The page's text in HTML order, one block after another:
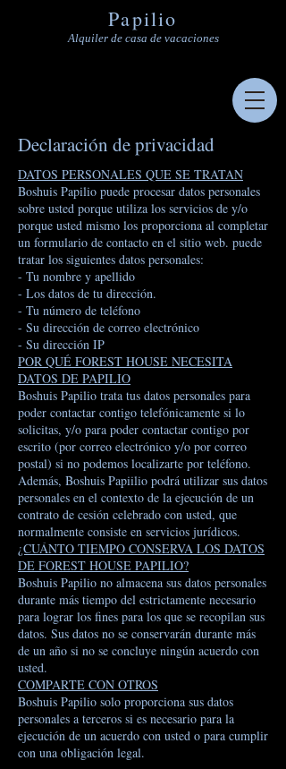
Papilio
Alquiler de casa de vacaciones
Declaración de privacidad
DATOS PERSONALES QUE SE TRATAN
Boshuis Papilio puede procesar datos personales
sobre usted porque utiliza los servicios de y/o
porque usted mismo los proporciona al completar
un formulario de contacto en el sitio web. puede
tratar los siguientes datos personales:
- Tu nombre y apellido
- Los datos de tu dirección.
- Tu número de teléfono
- Su dirección de correo electrónico
- Su dirección IP
POR QUÉ FOREST HOUSE NECESITA
DATOS DE PAPILIO
Boshuis Papilio trata tus datos personales para
poder contactar contigo telefónicamente si lo
solicitas, y/o para poder contactar contigo por
escrito (por correo electrónico y/o por correo
postal) si no podemos localizarte por teléfono.
Además, Boshuis Papiilio podrá utilizar sus datos
personales en el contexto de la ejecución de un
contrato de cesión celebrado con usted, que
normalmente consiste en servicios jurídicos.
¿CUÁNTO TIEMPO CONSERVA LOS DATOS
DE FOREST HOUSE PAPILIO?
Boshuis Papilio no almacena sus datos personales
durante más tiempo del estrictamente necesario
para lograr los fines para los que se recopilan sus
datos. Sus datos no se conservarán durante más
de un año si no se concluye ningún acuerdo con
usted.
COMPARTE CON OTROS
Boshuis Papilio solo proporciona sus datos
personales a terceros si es necesario para la
ejecución de un acuerdo con usted o para cumplir
con una obligación legal.